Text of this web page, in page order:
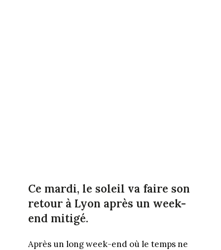
Ce mardi, le soleil va faire son
retour à Lyon après un week-
end mitigé.
Après un long week-end où le temps ne